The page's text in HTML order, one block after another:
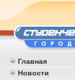
Главная
Новости